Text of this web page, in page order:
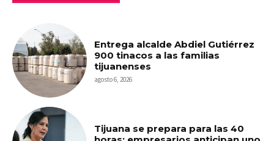
Entrega alcalde Abdiel Gutiérrez
900 tinacos a las familias
tijuanenses
agosto 6, 2026
Tijuana se prepara para las 40